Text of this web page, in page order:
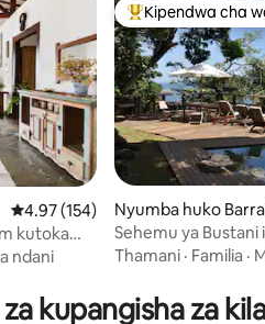
152
Ukadiriaji wa wastani wa 4.97 kati
4.97 (154)
kutoka
ndani
Kipendwa
Kipendwa cha
Nyumba huko
Sehemu ya Bustani
kibinafsi
Thamani · Familia ·
kupangisha za